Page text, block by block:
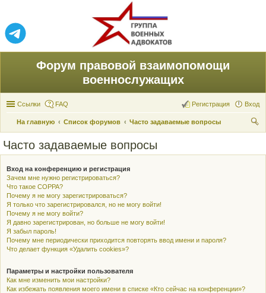
Форум правовой взаимопомощи
военнослужащих
Ссылки FAQ Вход
Регистрация
На главную Список форумов
Часто задаваемые вопросы
Часто задаваемые вопросы
Вход на конференцию и регистрация
Зачем мне нужно регистрироваться?
Что такое COPPA?
Почему я не могу зарегистрироваться?
Я только что зарегистрировался, но не могу войти!
Почему я не могу войти?
Я давно зарегистрирован, но больше не могу войти!
Я забыл пароль!
Почему мне периодически приходится повторять ввод имени и пароля?
Что делает функция «Удалить cookies»?
Параметры и настройки пользователя
Как мне изменить мои настройки?
Как избежать появления моего имени в списке «Кто сейчас на конференции»?